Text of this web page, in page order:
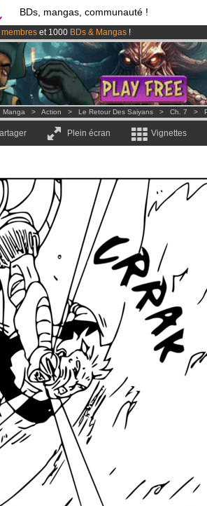
BDs, mangas, communauté !
membres et 1000 BDs & Mangas !
Amilova est désormais lancé!.
à partir de
3.95 eurospar mois !Clique ici
Manga > Action > Le Retour Des Saiyans > Ch. 7 >
Plein écran Vignettes